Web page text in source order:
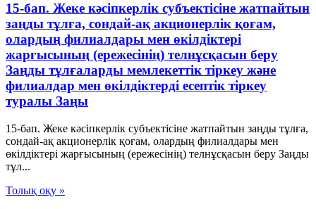
15-бап. Жеке кәсiпкерлiк субъектiсiне жатпайтын
заңды тұлға, сондай-ақ акционерлiк қоғам,
олардың филиалдары мен өкiлдiктерi
жарғысының (ережесiнiң) телнұсқасын беру
Заңды тұлғаларды мемлекеттік тіркеу және
филиалдар мен өкілдіктерді есептік тіркеу
туралы Заңы
15-бап. Жеке кәсiпкерлiк субъектiсiне жатпайтын заңды тұлға,
сондай-ақ акционерлiк қоғам, олардың филиалдары мен
өкiлдiктерi жарғысының (ережесiнiң) телнұсқасын беру Заңды
тұл...
Толық оқу »